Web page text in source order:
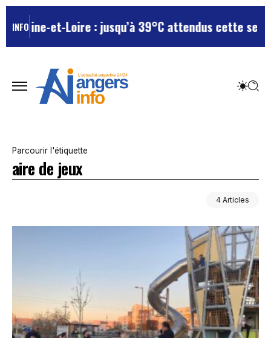
INFOet-Loire : jusqu’à 39°C attendus cette
Parcourir l'étiquette
aire de jeux
4 Articles